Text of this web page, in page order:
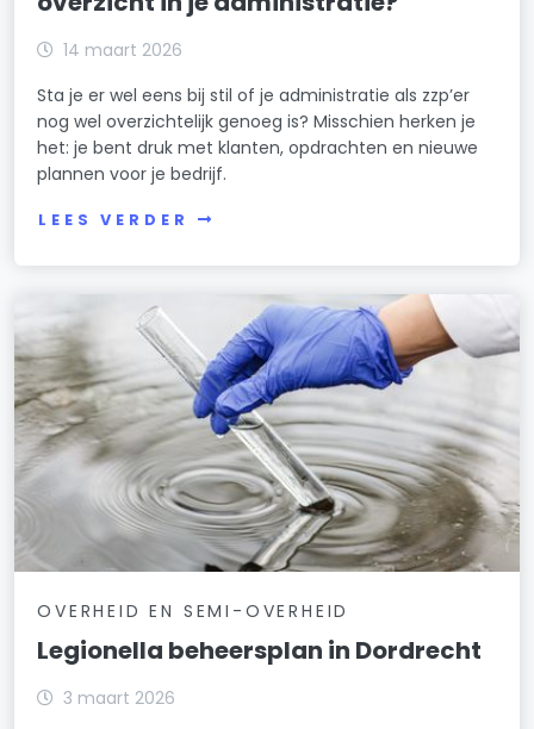
14 maart 2026
Sta je er wel eens bij stil of je administratie als zzp’er
nog wel overzichtelijk genoeg is? Misschien herken je
het: je bent druk met klanten, opdrachten en nieuwe
plannen voor je bedrijf.
LEES VERDER
OVERHEID EN SEMI-OVERHEID
Legionella beheersplan in Dordrecht
3 maart 2026